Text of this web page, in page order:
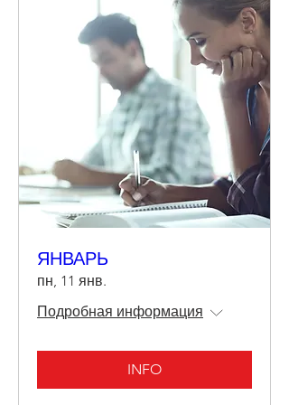
ЯНВАРЬ
пн, 11 янв.
Подробная информация
INFO